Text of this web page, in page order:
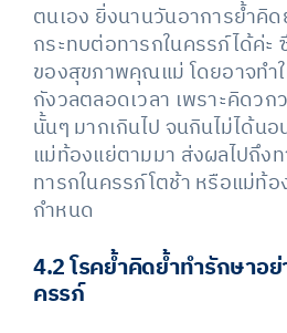
ตนเอง ยิ่งนานวันอาการย้ำคิ
กระทบต่อทารกในครรภ์ได้ค่ะ
ของสุขภาพคุณแม่ โดยอาจทำ
กังวลตลอดเวลา เพราะคิดวก
นั้นๆ มากเกินไป จนกินไม่ได้น
แม่ท้องแย่ตามมา ส่งผลไปถึง
ทารกในครรภ์โตช้า หรือแม่ท้
กำหนด
4.2 โรคย้ำคิดย้ำทํารักษาอ
ครรภ์